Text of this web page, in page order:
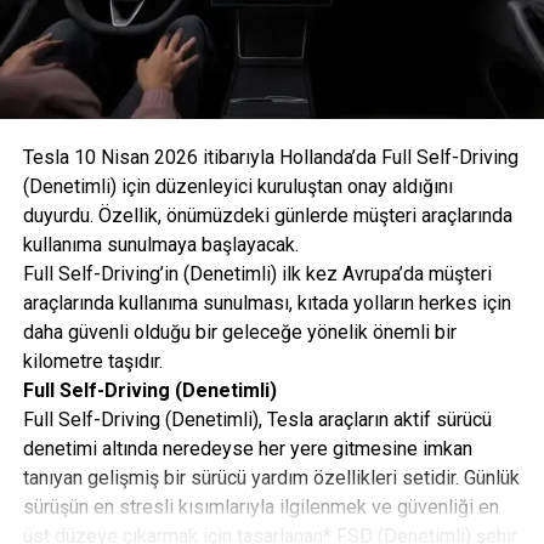
Verimlilik ve Aerodinamik Mükemmellik
Yeni modelin sportif tavan yapısı, sadece etkileyici bir
görünüm sunmakla kalmıyor; hava direncini azaltarak
teknik bir avantaja dönüştürüyor. 0,23 cd sürtünme
katsayısına (SUV: 0,25) sahip olan %100 Elektrikli
Cayenne Coupé, bu sayede WLTP karma menzilini SUV
versiyonuna daha da artırarak ortalama 670 km şehir içi
ise 809 km’ye kadar çıkarıyor. Porsche Aktif Aerodinamik
(PAA) sistemi kapsamında sunulan hareketli soğutma
hava kapakları ve adaptif arka spoyler, yüksek hız
seviyesinde stabiliteyi maksimize ediyor.
Tesla 10 Nisan 2026 itibarıyla Hollanda’da Full Self-Driving
(Denetimli) için düzenleyici kuruluştan onay aldığını
duyurdu. Özellik, önümüzdeki günlerde müşteri araçlarında
kullanıma sunulmaya başlayacak.
Full Self-Driving’in (Denetimli) ilk kez Avrupa’da müşteri
araçlarında kullanıma sunulması, kıtada yolların herkes için
daha güvenli olduğu bir geleceğe yönelik önemli bir
kilometre taşıdır.
Full Self-Driving (Denetimli)
Full Self-Driving (Denetimli), Tesla araçların aktif sürücü
denetimi altında neredeyse her yere gitmesine imkan
tanıyan gelişmiş bir sürücü yardım özellikleri setidir. Günlük
sürüşün en stresli kısımlarıyla ilgilenmek ve güvenliği en